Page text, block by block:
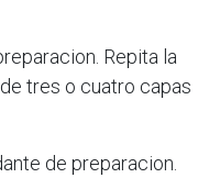
Repita la
tres o cuatro capas
de preparacion.